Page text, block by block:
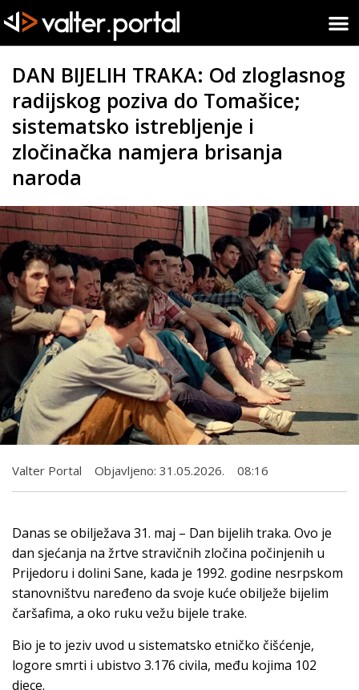
DAN BIJELIH TRAKA: Od zloglasnog
radijskog poziva do Tomašice;
sistematsko istrebljenje i
zločinačka namjera brisanja
naroda
Valter Portal Objavljeno: 31.05.2026. 08:16
Danas se obilježava 31. maj – Dan bijelih traka. Ovo je
dan sjećanja na žrtve stravičnih zločina počinjenih u
Prijedoru i dolini Sane, kada je 1992. godine nesrpskom
stanovništvu naređeno da svoje kuće obilježe bijelim
čaršafima, a oko ruku vežu bijele trake.
Bio je to jeziv uvod u sistematsko etničko čišćenje,
logore smrti i ubistvo 3.176 civila, među kojima 102
djece.